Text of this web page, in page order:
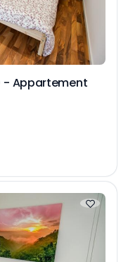
- Appartement